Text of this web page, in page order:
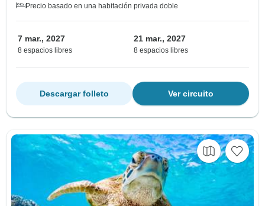
Precio basado en una habitación privada doble
7 mar., 2027
8 espacios libres
21 mar., 2027
8 espacios libres
Ver circuito
Descargar folleto